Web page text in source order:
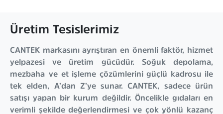
Üretim Tesislerimiz
CANTEK markasını ayrıştıran en önemli faktör, hizmet
yelpazesi ve üretim gücüdür. Soğuk depolama,
mezbaha ve et işleme çözümlerini güçlü kadrosu ile
tek elden, A’dan Z’ye sunar. CANTEK, sadece ürün
satışı yapan bir kurum değildir. Öncelikle gıdaları en
verimli şekilde değerlendirmesi ve çok yönlü kazanç